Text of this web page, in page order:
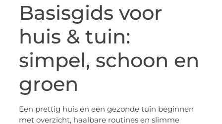
Basisgids voor
huis & tuin:
simpel, schoon en
groen
Een prettig huis en een gezonde tuin beginnen
met overzicht, haalbare routines en slimme